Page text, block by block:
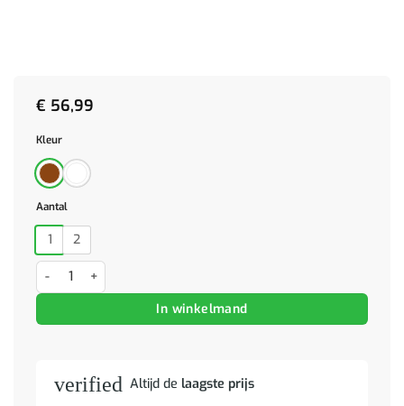
€ 56,99
Kleur
Aantal
1 2
Nachtkastjes 2 st hout bruin aantal
In winkelmand
verified Altijd de laagste prijs